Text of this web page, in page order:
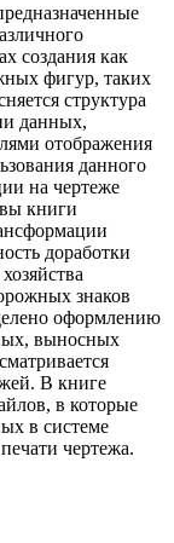
создания как
фигур, таких
структура
данных,
отображения
данного
на чертеже
книги
доработки
знаков
оформлению
выносных
В книге
в которые
в системе
чертежа.